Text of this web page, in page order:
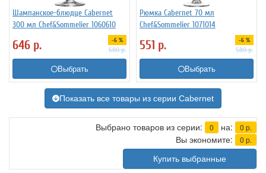
Шампанское-блюдце Cabernet
300 мл Chef&Sommelier 1060610
646 р. -6 %
680р.
Выбрать
Рюмка Cabernet 70 мл
Chef&Sommelier 1071014
551 р. -6 %
580р.
Выбрать
Показать все товары из серии Cabernet
Выбрано товаров из серии: 0 на: 0 р.
Вы экономите: 0 р.
Купить выбранные